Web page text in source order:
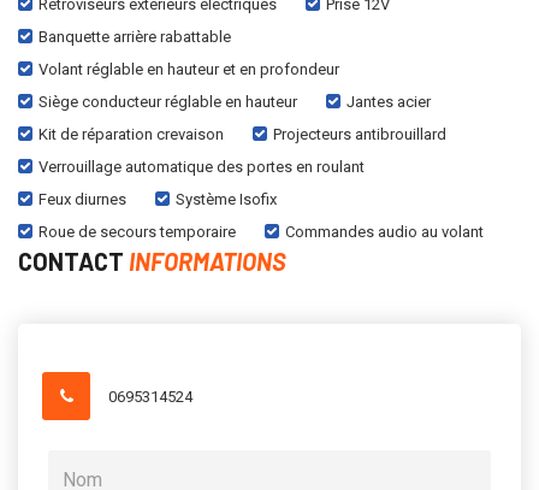
Rétroviseurs extérieurs électriques
Prise 12V
Banquette arrière rabattable
Volant réglable en hauteur et en profondeur
Siège conducteur réglable en hauteur
Jantes acier
Kit de réparation crevaison
Projecteurs antibrouillard
Verrouillage automatique des portes en roulant
Feux diurnes
Système Isofix
Roue de secours temporaire
Commandes audio au volant
CONTACT INFORMATIONS
0695314524